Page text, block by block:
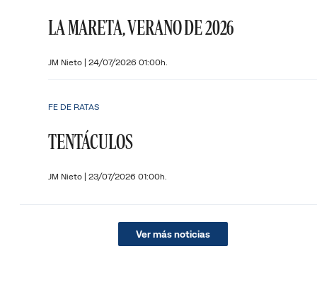
LA MARETA, VERANO DE 2026
JM Nieto | 24/07/2026 01:00h.
FE DE RATAS
TENTÁCULOS
JM Nieto | 23/07/2026 01:00h.
Ver más noticias